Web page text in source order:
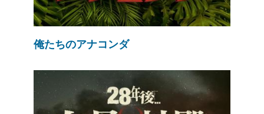
俺たちのアナコンダ